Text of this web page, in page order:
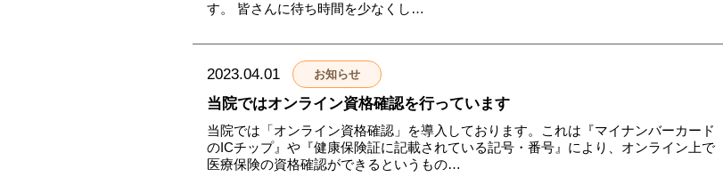
す。 皆さんに待ち時間を少なくし…
2023.04.01 お知らせ
当院ではオンライン資格確認を行っています
当院では「オンライン資格確認」を導入しております。これは『マイナンバーカード
のICチップ』や『健康保険証に記載されている記号・番号』により、オンライン上で
医療保険の資格確認ができるというもの…